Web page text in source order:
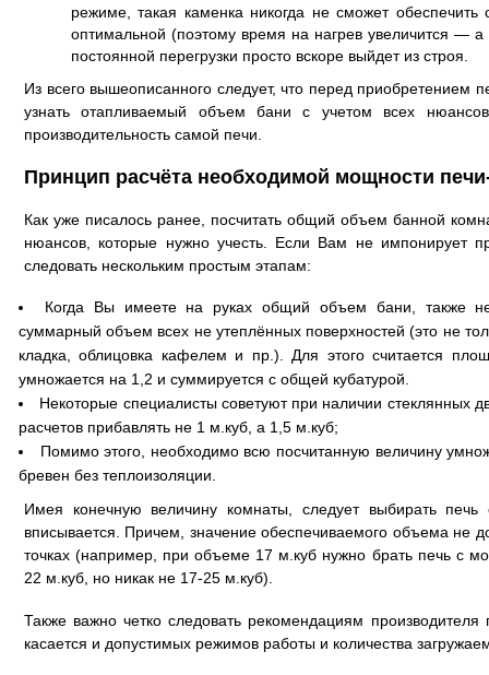
режиме, такая каменка никогда не сможет обеспечить
оптимальной (поэтому время на нагрев увеличится —
постоянной перегрузки просто вскоре выйдет из строя.
Из всего вышеописанного следует, что перед приобретением
узнать отапливаемый объем бани с учетом всех
производительность самой печи.
Принцип расчёта необходимой мощности
Как уже писалось ранее, посчитать общий объем банной
нюансов, которые нужно учесть. Если Вам не импонирует
следовать нескольким простым этапам:
Когда Вы имеете на руках общий объем бани, также
суммарный объем всех не утеплённых поверхностей (это не
кладка, облицовка кафелем и пр.). Для этого считается
умножается на 1,2 и суммируется с общей кубатурой.
Некоторые специалисты советуют при наличии стеклянных
расчетов прибавлять не 1 м.куб, а 1,5 м.куб;
Помимо этого, необходимо всю посчитанную величину
бревен без теплоизоляции.
Имея конечную величину комнаты, следует выбирать
вписывается. Причем, значение обеспечиваемого объема не
точках (например, при объеме 17 м.куб нужно брать печь с
22 м.куб, но никак не 17-25 м.куб).
Также важно четко следовать рекомендациям производителя
касается и допустимых режимов работы и количества